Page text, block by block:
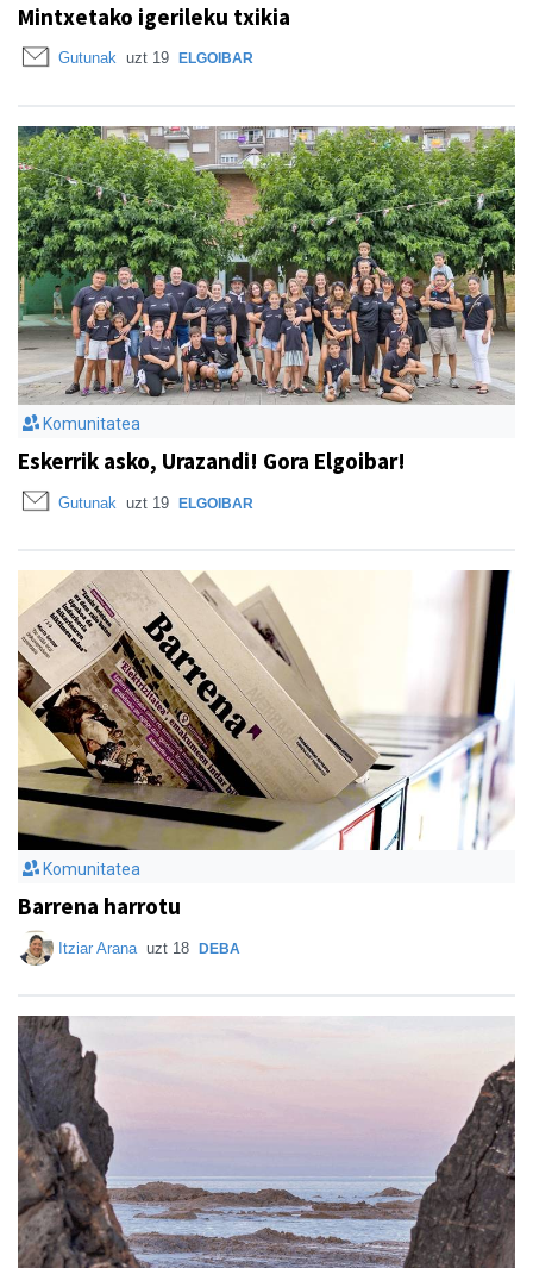
Mintxetako igerileku txikia
Gutunak uzt 19 ELGOIBAR
Komunitatea
Eskerrik asko, Urazandi! Gora Elgoibar!
Gutunak uzt 19 ELGOIBAR
Komunitatea
Barrena harrotu
Itziar Arana uzt 18 DEBA